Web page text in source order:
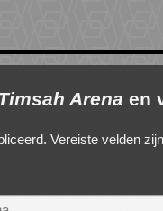
Arena en
Vereiste velden